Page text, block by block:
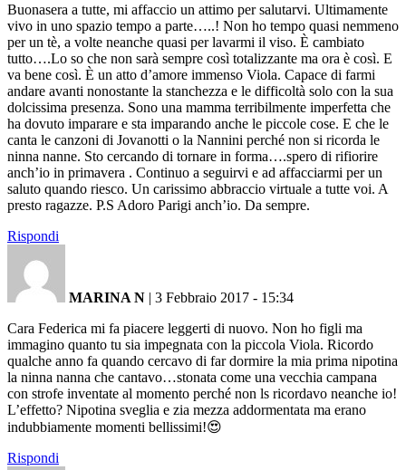
Buonasera a tutte, mi affaccio un attimo per salutarvi. Ultimamente
vivo in uno spazio tempo a parte…..! Non ho tempo quasi nemmeno
per un tè, a volte neanche quasi per lavarmi il viso. È cambiato
tutto….Lo so che non sarà sempre così totalizzante ma ora è così. E
va bene così. È un atto d’amore immenso Viola. Capace di farmi
andare avanti nonostante la stanchezza e le difficoltà solo con la sua
dolcissima presenza. Sono una mamma terribilmente imperfetta che
ha dovuto imparare e sta imparando anche le piccole cose. E che le
canta le canzoni di Jovanotti o la Nannini perché non si ricorda le
ninna nanne. Sto cercando di tornare in forma….spero di rifiorire
anch’io in primavera . Continuo a seguirvi e ad affacciarmi per un
saluto quando riesco. Un carissimo abbraccio virtuale a tutte voi. A
presto ragazze. P.S Adoro Parigi anch’io. Da sempre.
Rispondi
MARINA N | 3 Febbraio 2017 - 15:34
Cara Federica mi fa piacere leggerti di nuovo. Non ho figli ma
immagino quanto tu sia impegnata con la piccola Viola. Ricordo
qualche anno fa quando cercavo di far dormire la mia prima nipotina
la ninna nanna che cantavo…stonata come una vecchia campana
con strofe inventate al momento perché non ls ricordavo neanche io!
L’effetto? Nipotina sveglia e zia mezza addormentata ma erano
indubbiamente momenti bellissimi!😍
Rispondi